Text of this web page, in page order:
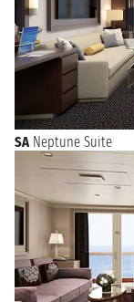
SA Neptune Suite